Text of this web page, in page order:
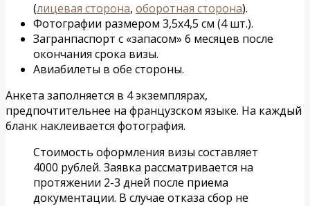
(лицевая сторона, оборотная сторона).
Фотографии размером 3,5х4,5 см (4 шт.).
Загранпаспорт с «запасом» 6 месяцев после
окончания срока визы.
Авиабилеты в обе стороны.
Анкета заполняется в 4 экземплярах,
предпочтительнее на французском языке. На каждый
бланк наклеивается фотография.
Стоимость оформления визы составляет
4000 рублей. Заявка рассматривается на
протяжении 2-3 дней после приема
документации. В случае отказа сбор не